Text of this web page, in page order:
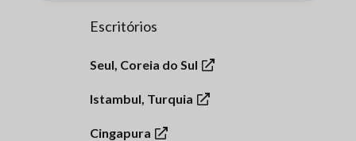
Escritórios
Seul, Coreia do Sul
Istambul, Turquia
Cingapura